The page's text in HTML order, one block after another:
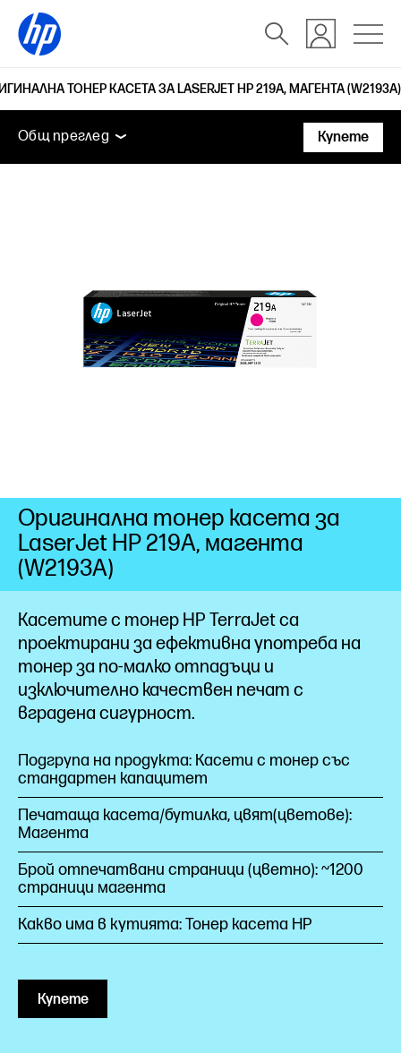
ТОНЕР КАСЕТА ЗА LASERJET HP 219A, МАГЕНТА (W2193A)
Общ преглед
Поддръжка
Общ преглед
Купете
Касетите с тонер HP TerraJet са
проектирани за ефективна употреба на
тонер за по-малко отпадъци и
изключително качествен печат с
вградена сигурност.
Подгрупа на продукта: Касети с тонер със
стандартен капацитет
Печатаща касета/бутилка, цвят(цветове):
Магента
Брой отпечатвани страници (цветно): ~1200
страници магента
Какво има в кутията: Тонер касета HP
Купете
Оригинална тонер касета за
LaserJet HP 219A, магента
(W2193A)